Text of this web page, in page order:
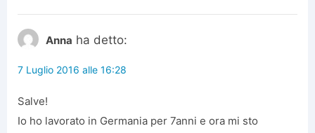
Anna ha detto:
7 Luglio 2016 alle 16:28
Salve!
Io ho lavorato in Germania per 7anni e ora mi sto